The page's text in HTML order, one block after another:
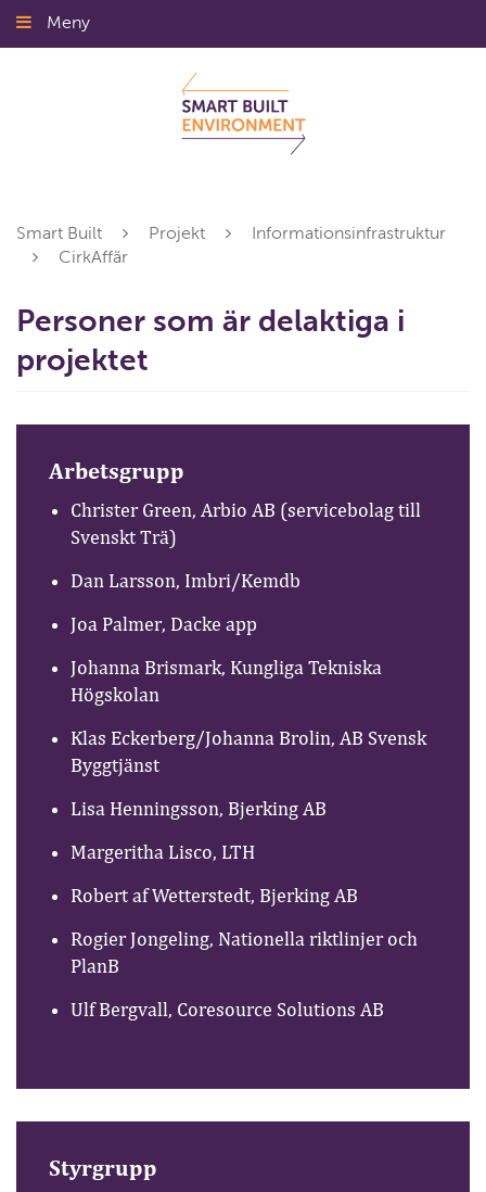
Gå
till
Meny
Smart Built Projekt
Informationsinfrastruktur
CirkAffär
Personer som är delaktiga i
projektet
Arbetsgrupp
Christer Green, Arbio AB (servicebolag till
Svenskt Trä)
Dan Larsson, Imbri/Kemdb
Joa Palmer, Dacke app
Johanna Brismark, Kungliga Tekniska
Högskolan
Klas Eckerberg/Johanna Brolin, AB Svensk
Byggtjänst
Lisa Henningsson, Bjerking AB
Margeritha Lisco, LTH
Robert af Wetterstedt, Bjerking AB
Rogier Jongeling, Nationella riktlinjer och
PlanB
Ulf Bergvall, Coresource Solutions AB
Styrgrupp